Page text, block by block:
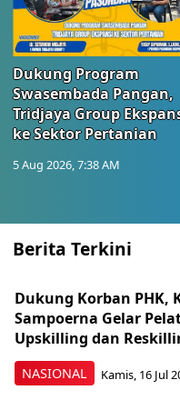
Dukung Program
Swasembada Pangan,
Tridjaya Group
ke Sektor Pertanian
5 Aug 2026, 7:38 AM
Berita Terkini
NASIONAL
Dukung Korban PHK,
Sampoerna Gelar
Upskilling dan
Kamis, 16 Jul